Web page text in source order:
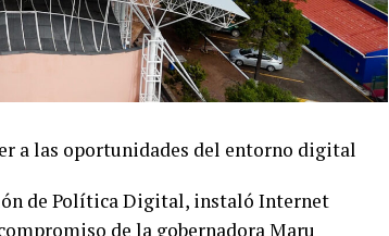
a las oportunidades del entorno digital
de Política Digital, instaló Internet
de la gobernadora Maru